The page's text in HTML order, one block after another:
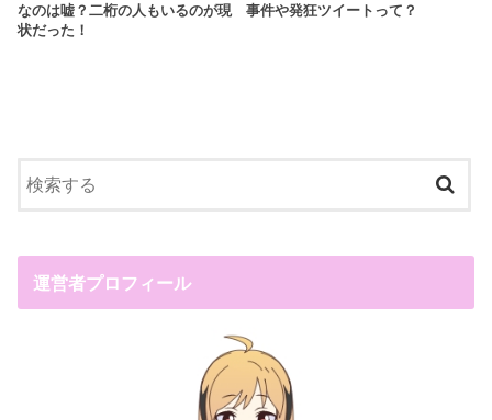
なのは嘘？二桁の人もいるのが現
状だった！
事件や発狂ツイートって？
運営者プロフィール